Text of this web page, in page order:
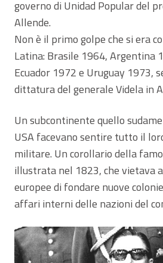
governo di Unidad Popular del
Allende.
Non è il primo golpe che si era
Latina: Brasile 1964, Argentina
Ecuador 1972 e Uruguay 1973,
dittatura del generale Videla in
Un subcontinente quello
USA facevano sentire tutto il
militare. Un corollario della
illustrata nel 1823, che vietava
europee di fondare nuove
affari interni delle nazioni del